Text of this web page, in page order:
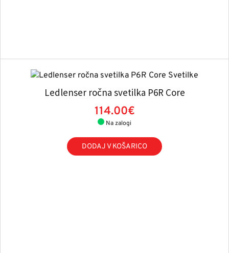
Ledlenser ročna svetilka P6R Core
114.00€
Na zalogi
DODAJ V KOŠARICO